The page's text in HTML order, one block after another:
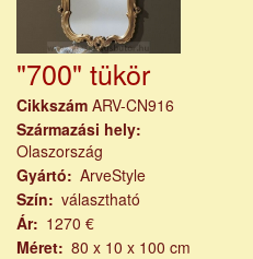
"700" tükör
Cikkszám ARV-CN916
Származási hely
Olaszország
Gyártó
ArveStyle
Szín
választható
Ár
1270 €
Méret 80 x 10 x 100 cm